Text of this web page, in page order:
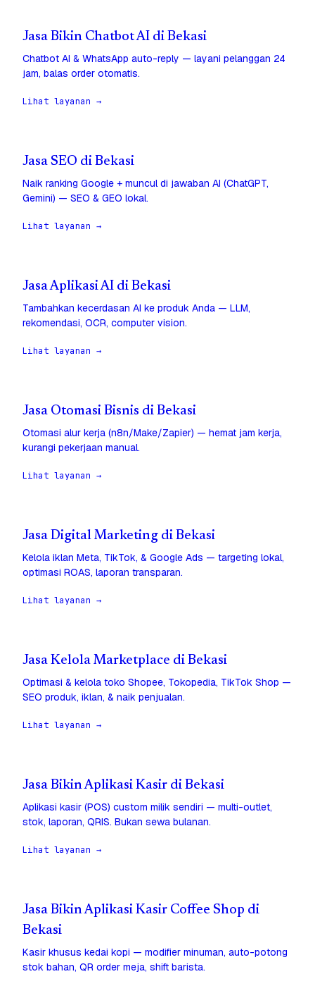
Jasa Bikin Chatbot AI di Bekasi
Chatbot AI & WhatsApp auto-reply — layani pelanggan 24
jam, balas order otomatis.
Lihat layanan →
Jasa SEO di Bekasi
Naik ranking Google + muncul di jawaban AI (ChatGPT,
Gemini) — SEO & GEO lokal.
Lihat layanan →
Jasa Aplikasi AI di Bekasi
Tambahkan kecerdasan AI ke produk Anda — LLM,
rekomendasi, OCR, computer vision.
Lihat layanan →
Jasa Otomasi Bisnis di Bekasi
Otomasi alur kerja (n8n/Make/Zapier) — hemat jam kerja,
kurangi pekerjaan manual.
Lihat layanan →
Jasa Digital Marketing di Bekasi
Kelola iklan Meta, TikTok, & Google Ads — targeting lokal,
optimasi ROAS, laporan transparan.
Lihat layanan →
Jasa Kelola Marketplace di Bekasi
Optimasi & kelola toko Shopee, Tokopedia, TikTok Shop —
SEO produk, iklan, & naik penjualan.
Lihat layanan →
Jasa Bikin Aplikasi Kasir di Bekasi
Aplikasi kasir (POS) custom milik sendiri — multi-outlet,
stok, laporan, QRIS. Bukan sewa bulanan.
Lihat layanan →
Jasa Bikin Aplikasi Kasir Coffee Shop di
Bekasi
Kasir khusus kedai kopi — modifier minuman, auto-potong
stok bahan, QR order meja, shift barista.